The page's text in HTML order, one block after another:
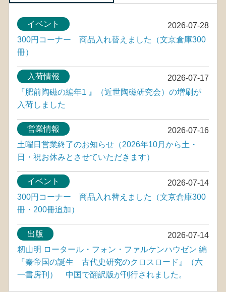
2026-07-28
イベント
300円コーナー 商品入れ替えました（文京倉庫300
冊）
2026-07-17
入荷情報
『肥前陶磁の編年1 』（近世陶磁研究会）の増刷が
入荷しました
2026-07-16
営業情報
土曜日営業終了のお知らせ（2026年10月から土・
日・祝お休みとさせていただきます）
2026-07-14
イベント
300円コーナー 商品入れ替えました（文京倉庫300
冊・200冊追加）
2026-07-14
出版
籾山明 ロータール・フォン・ファルケンハウゼン 編
『秦帝国の誕生 古代史研究のクロスロード』（六
一書房刊） 中国で翻訳版が刊行されました。